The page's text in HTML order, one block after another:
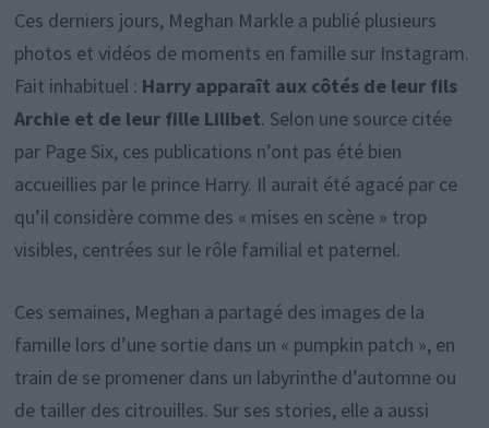
Ces derniers jours, Meghan Markle a publié plusieurs
photos et vidéos de moments en famille sur Instagram.
Fait inhabituel : Harry apparaît aux côtés de leur fils
Archie et de leur fille Lilibet. Selon une source citée
par Page Six, ces publications n’ont pas été bien
accueillies par le prince Harry. Il aurait été agacé par ce
qu’il considère comme des « mises en scène » trop
visibles, centrées sur le rôle familial et paternel.
Ces semaines, Meghan a partagé des images de la
famille lors d’une sortie dans un « pumpkin patch », en
train de se promener dans un labyrinthe d’automne ou
de tailler des citrouilles. Sur ses stories, elle a aussi